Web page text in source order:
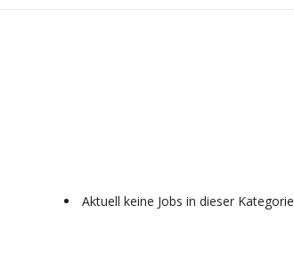
Aktuell keine Jobs in dieser Kategorie